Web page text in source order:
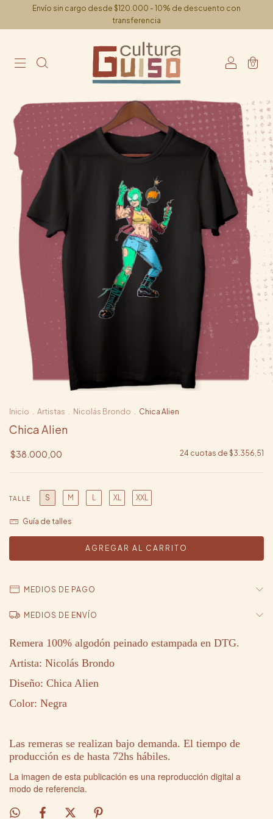
Envío sin cargo desde $120.000 - 10% de descuento con
transferencia
0
Inicio Artistas Nicolás Brondo Chica Alien
Chica Alien
$38.000,00 24 cuotas de $3.356,51
TALLE S M XL XXL
Guía de talles
MEDIOS DE PAGO
MEDIOS DE ENVÍO
Remera 100% algodón peinado estampada en DTG.
Artista: Nicolás Brondo
Diseño: Chica Alien
Color: Negra
Las remeras se realizan bajo demanda. El tiempo de
producción es de hasta 72hs hábiles.
La imagen de esta publicación es una reproducción digital a
modo de referencia.